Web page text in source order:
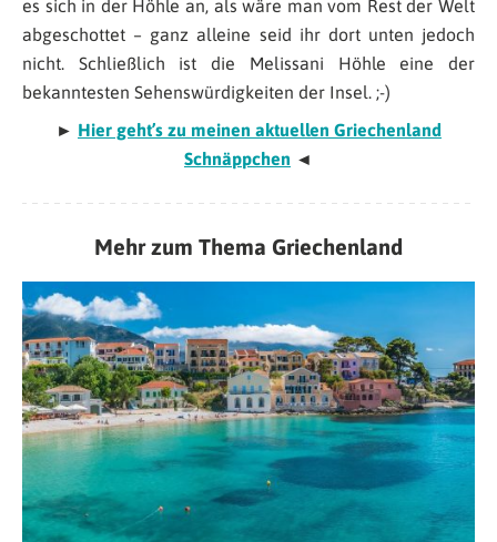
es sich in der Höhle an, als wäre man vom Rest der Welt
abgeschottet – ganz alleine seid ihr dort unten jedoch
nicht. Schließlich ist die Melissani Höhle eine der
bekanntesten Sehenswürdigkeiten der Insel. ;-)
► Hier geht’s zu meinen aktuellen Griechenland
Schnäppchen ◄
Mehr zum Thema Griechenland